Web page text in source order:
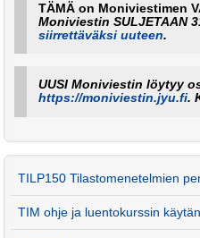
TÄMÄ on Moniviestimen
Moniviestin SULJETAAN
siirrettäväksi uuteen.
UUSI Moniviestin löytyy
https://moniviestin.jyu.fi.
TILP150 Tilastomenetelmien
TIM ohje ja luentokurssin